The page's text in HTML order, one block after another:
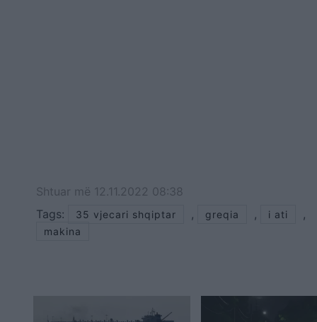
Shtuar më 12.11.2022 08:38
Tags:
35 vjecari shqiptar , greqia , i ati ,
makina